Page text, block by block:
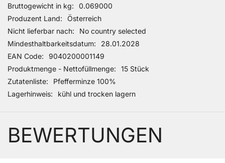
Bruttogewicht in kg
0.069000
Produzent Land
Österreich
Nicht lieferbar nach
No country selected
Mindesthaltbarkeitsdatum
28.01.2028
EAN Code
9040200001149
Produktmenge - Nettofüllmenge
15 Stück
Zutatenliste
Pfefferminze 100%
Lagerhinweis
kühl und trocken lagern
BEWERTUNGEN